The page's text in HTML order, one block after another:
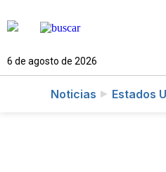
6 de agosto de 2026
Noticias Estados